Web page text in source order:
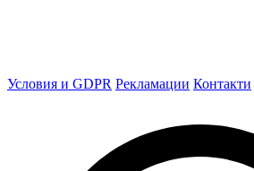
Условия и GDPR Рекламации Контакти